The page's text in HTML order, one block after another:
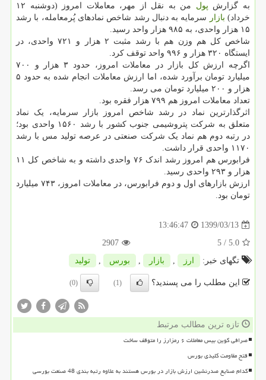
به گزارش پول
من به نقل از مهر، معاملات امروز (دوشنبه ۱۲
خرداد) بازار
سرمایه به دنبال رشد شاخص نمادهای پُرمعامله، با رشد
۱۵ هزار واحدی، به ۹۸۵ هزار واحد رسید.
شاخص کل هم وزن هم با رشد مثبت ۲ هزار و ۷۲۱ واحدی، در
ایستگاه ۳۲۰ هزار و ۹۹۶ واحد توقف کرد.
اگرچه ارزش کل بازار در معاملات امروز، حدود ۳ هزار و ۷۰۰
میلیارد تومان برآورد شده، اما ارزش معاملات انجام شده به حدود ۵
هزار و ۲۰۰ میلیارد تومان می رسد.
تعداد معاملات امروز هم ۷۹۹ هزار فقره بود.
اثرگذارترین نماد در رشد شاخص امروز بازار سرمایه، یک نماد
متعلق به شرکت پتروشیمی جنوب کشور با رشد ۱۵۶۰ واحدی بود؛
در رتبه دوم هم نماد یک شرکت صنعتی در عرصه تولید مس با رشد
۱۱۷۰ واحدی قرار داشت.
فرابورس هم امروز رشد اندک ۷۶ واحدی داشته و به شاخص کل ۱۱
هزار و ۲۹۳ واحدی رسید.
ارزش بازارهای اول و دوم فرابورس، در معاملات امروز، ۷۴۳ میلیارد
تومان بود.
1399/03/13
13:46:47
5.0
/ 5
2907
تگهای خبر:
ارز , بازار , بورس , تولید
این مطلب را می پسندید؟ (1)
(0)
تازه ترین مطالب مرتبط
صرافی کوین بیس معاملات ۶ رمزارز را متوقف ساخت
فتح مقاومت کلیدی بورس
کدام صنایع صدرنشین ارزش بازار در بورس هستند به علاوه رتبه بندی 48 صنعت بورسی